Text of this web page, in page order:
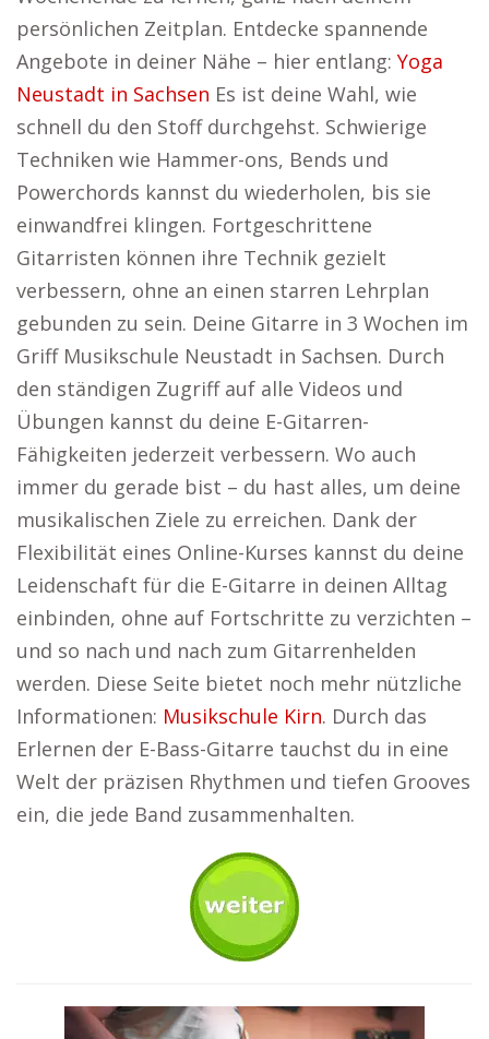
persönlichen Zeitplan. Entdecke spannende
Angebote in deiner Nähe – hier entlang: Yoga
Neustadt in Sachsen Es ist deine Wahl, wie
schnell du den Stoff durchgehst. Schwierige
Techniken wie Hammer-ons, Bends und
Powerchords kannst du wiederholen, bis sie
einwandfrei klingen. Fortgeschrittene
Gitarristen können ihre Technik gezielt
verbessern, ohne an einen starren Lehrplan
gebunden zu sein. Deine Gitarre in 3 Wochen im
Griff Musikschule Neustadt in Sachsen. Durch
den ständigen Zugriff auf alle Videos und
Übungen kannst du deine E-Gitarren-
Fähigkeiten jederzeit verbessern. Wo auch
immer du gerade bist – du hast alles, um deine
musikalischen Ziele zu erreichen. Dank der
Flexibilität eines Online-Kurses kannst du deine
Leidenschaft für die E-Gitarre in deinen Alltag
einbinden, ohne auf Fortschritte zu verzichten –
und so nach und nach zum Gitarrenhelden
werden. Diese Seite bietet noch mehr nützliche
Informationen: Musikschule Kirn. Durch das
Erlernen der E-Bass-Gitarre tauchst du in eine
Welt der präzisen Rhythmen und tiefen Grooves
ein, die jede Band zusammenhalten.